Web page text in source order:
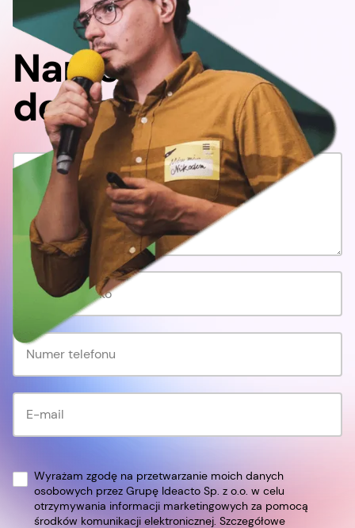
Napisz
do nas!
Wyrażam zgodę na przetwarzanie moich danych
osobowych przez Grupę Ideacto Sp. z o.o. w celu
otrzymywania informacji marketingowych za pomocą
środków komunikacji elektronicznej. Szczegółowe